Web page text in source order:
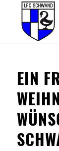
EIN